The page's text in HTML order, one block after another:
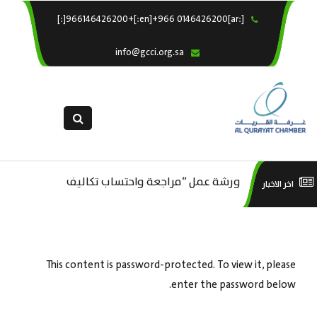
[:ar]966146426200+[:en]+966 0146426200[:] ×
خدماتنا
التقديم الالكترونى
اخر الاخبار ورشة عمل “مراجعة واحتساب تكاليف
This content is password-protected. To view it, please
enter the password below.